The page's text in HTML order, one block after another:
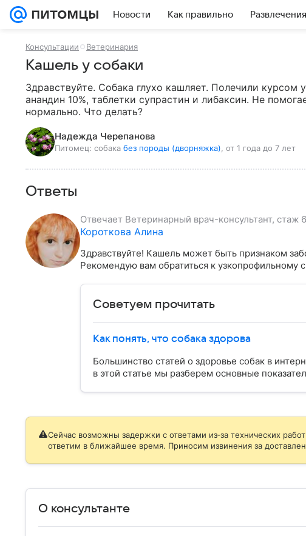
Новости Как правильно Развлечения
Консультации Ветеринария
Кашель у собаки
Здравствуйте. Собака глухо кашляет. Полечили курсом
анандин 10%, таблетки супрастин и либаксин. Не
нормально. Что делать?
Надежда Черепанова
Питомец: собака без породы (дворняжка) , от 1 года до 7 лет
Ответы
Отвечает Ветеринарный врач-консультант, стаж
Короткова Алина
Здравствуйте! Кашель может быть признаком
Рекомендую вам обратиться к узкопрофильному
Советуем прочитать
Как понять, что собака здорова
Большинство статей о здоровье собак в
в этой статье мы разберем основные
Сейчас возможны задержки с ответами из‑за технических
ответим в ближайшее время. Приносим извинения за
О консультанте